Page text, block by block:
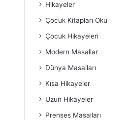
Hikayeler
Çocuk Kitapları Oku
Çocuk Hikayeleri
Modern Masallar
Dünya Masalları
Kısa Hikayeler
Uzun Hikayeler
Prenses Masalları